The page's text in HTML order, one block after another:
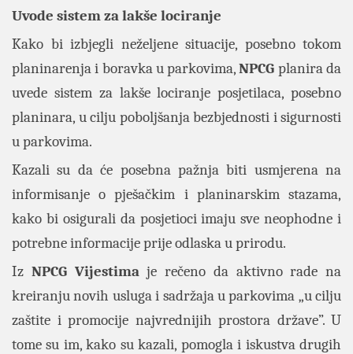
Uvode sistem za lakše lociranje
Kako bi izbjegli neželjene situacije, posebno tokom
planinarenja i boravka u parkovima,NPCG planira da
uvede sistem za lakše lociranje posjetilaca, posebno
planinara, u cilju poboljšanja bezbjednosti i sigurnosti
u parkovima.
Kazali su da će posebna pažnja biti usmjerena na
informisanje o pješačkim i planinarskim stazama,
kako bi osigurali da posjetioci imaju sve neophodne i
potrebne informacije prije odlaska u prirodu.
Iz NPCG Vijestimaje rečeno da aktivno rade na
kreiranju novih usluga i sadržaja u parkovima „u cilju
zaštite i promocije najvrednijih prostora države”. U
tome su im, kako su kazali, pomogla i iskustva drugih